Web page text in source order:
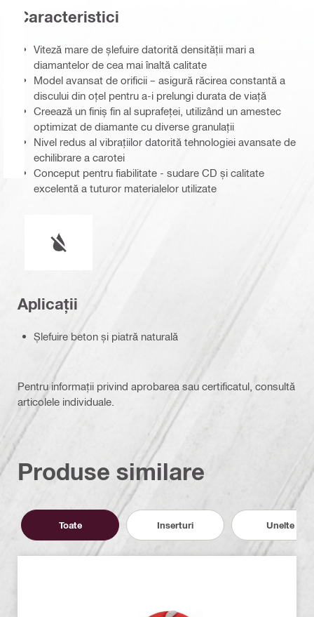
Caracteristici
Viteză mare de șlefuire datorită densității mari a
diamantelor de cea mai înaltă calitate
Model avansat de orificii – asigură răcirea constantă a
discului din oțel pentru a-i prelungi durata de viață
Creează un finiș fin al suprafeței, utilizând un amestec
optimizat de diamante cu diverse granulații
Nivel redus al vibrațiilor datorită tehnologiei avansate de
echilibrare a carotei
Conceput pentru fiabilitate - sudare CD și calitate
excelentă a tuturor materialelor utilizate
Aplicații
Șlefuire beton și piatră naturală
Pentru informații privind aprobarea sau certificatul, consultă
articolele individuale.
Produse similare
Toate Inserturi Unelte